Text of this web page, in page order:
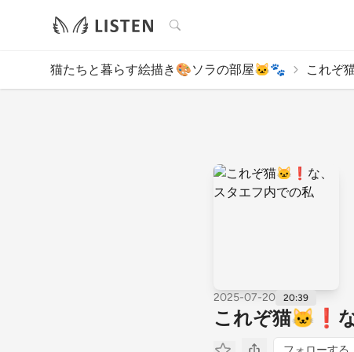
検索
猫たちと暮らす絵描き🎨ソラの部屋🐱🐾 これぞ
2025-07-20 20:39
これぞ猫🐱❗️